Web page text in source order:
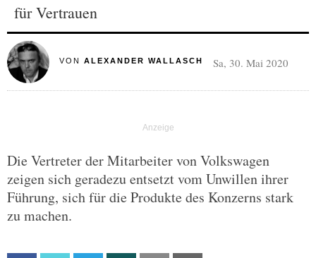
für Vertrauen
VON ALEXANDER WALLASCH Sa, 30. Mai 2020
Die Vertreter der Mitarbeiter von Volkswagen
zeigen sich geradezu entsetzt vom Unwillen ihrer
Führung, sich für die Produkte des Konzerns stark
zu machen.